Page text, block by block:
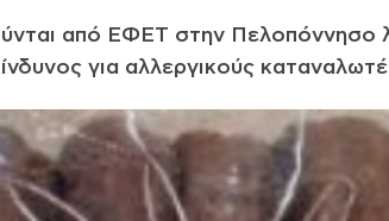
από ΕΦΕΤ στην Πελοπόννησο
για αλλεργικούς